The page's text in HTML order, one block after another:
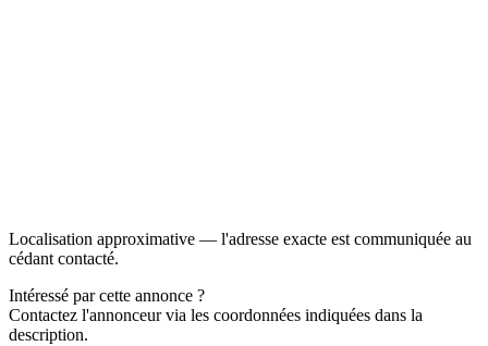
Localisation approximative — l'adresse exacte est communiquée au
cédant contacté.
Intéressé par cette annonce ?
Contactez l'annonceur via les coordonnées indiquées dans la
description.